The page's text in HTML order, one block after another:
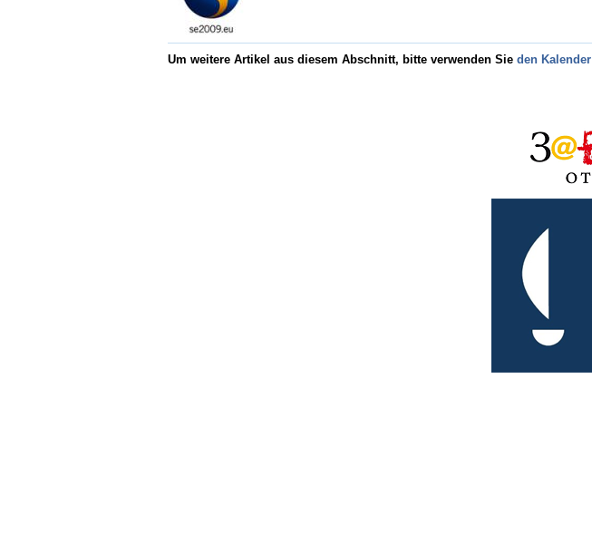
Um weitere Artikel aus diesem Abschnitt, bitte verwenden Sie den Kalender